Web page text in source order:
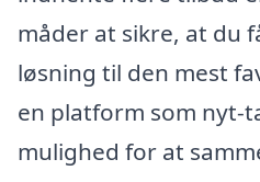
måder at sikre, at du
løsning til den mest
en platform som nyt-
mulighed for at